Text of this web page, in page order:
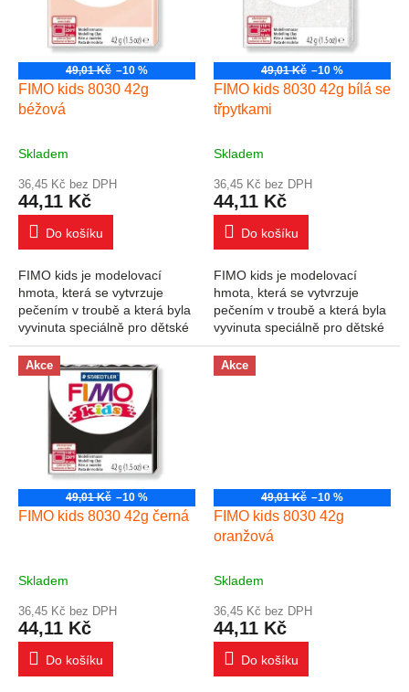
49,01 Kč –10 %
FIMO kids 8030 42g
béžová
Skladem
36,45 Kč bez DPH
44,11 Kč
Do košíku
FIMO kids je modelovací
hmota, která se vytvrzuje
pečením v troubě a která byla
vyvinuta speciálně pro dětské
ruce. Široký výběr produktů
uspokojí všechny potřeby a
úrovně...
49,01 Kč –10 %
FIMO kids 8030 42g bílá se
třpytkami
Skladem
36,45 Kč bez DPH
44,11 Kč
Do košíku
FIMO kids je modelovací
hmota, která se vytvrzuje
pečením v troubě a která byla
vyvinuta speciálně pro dětské
ruce. Široký výběr produktů
uspokojí všechny potřeby a
úrovně...
Akce
49,01 Kč –10 %
FIMO kids 8030 42g černá
Skladem
36,45 Kč bez DPH
44,11 Kč
Do košíku
Akce
49,01 Kč –10 %
FIMO kids 8030 42g
oranžová
Skladem
36,45 Kč bez DPH
44,11 Kč
Do košíku